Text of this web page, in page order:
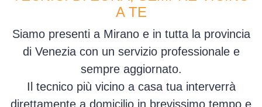
A TE
Siamo presenti a Mirano e in tutta la provincia
di Venezia con un servizio professionale e
sempre aggiornato.
Il tecnico più vicino a casa tua interverrà
direttamente a domicilio in brevissimo tempo e